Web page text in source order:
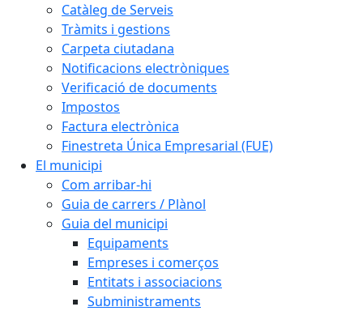
Catàleg de Serveis
Tràmits i gestions
Carpeta ciutadana
Notificacions electròniques
Verificació de documents
Impostos
Factura electrònica
Finestreta Única Empresarial (FUE)
El municipi
Com arribar-hi
Guia de carrers / Plànol
Guia del municipi
Equipaments
Empreses i comerços
Entitats i associacions
Subministraments